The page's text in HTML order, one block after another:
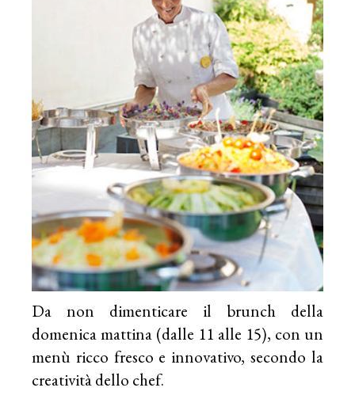
Da non dimenticare il brunch della
domenica mattina (dalle 11 alle 15), con un
menù ricco fresco e innovativo, secondo la
creatività dello chef.